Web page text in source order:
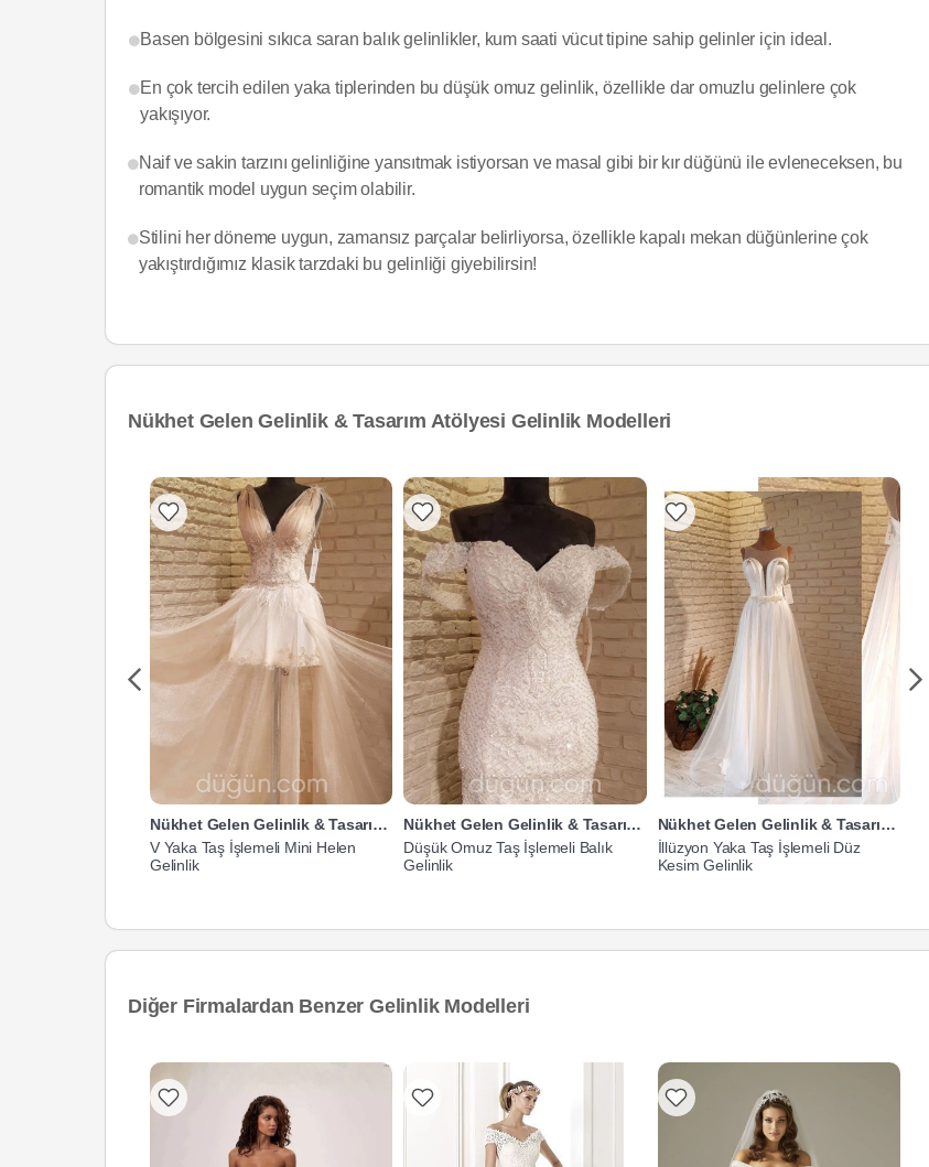
Basen bölgesini sıkıca saran balık gelinlikler, kum saati vücut tipine sahip gelinler için ideal.
En çok tercih edilen yaka tiplerinden bu düşük omuz gelinlik, özellikle dar omuzlu gelinlere çok
yakışıyor.
Naif ve sakin tarzını gelinliğine yansıtmak istiyorsan ve masal gibi bir kır düğünü ile evleneceksen, bu
romantik model uygun seçim olabilir.
Stilini her döneme uygun, zamansız parçalar belirliyorsa, özellikle kapalı mekan düğünlerine çok
yakıştırdığımız klasik tarzdaki bu gelinliği giyebilirsin!
Nükhet Gelen Gelinlik & Tasarım Atölyesi Gelinlik Modelleri
Nükhet Gelen Gelinlik & Tasarım Atölyesi
V Yaka Taş İşlemeli Mini Helen
Gelinlik
Nükhet Gelen Gelinlik & Tasarım Atölyesi
Düşük Omuz Taş İşlemeli Balık
Gelinlik
Nükhet Gelen Gelinlik & Tasarım Atölyesi
İllüzyon Yaka Taş İşlemeli Düz
Kesim Gelinlik
Diğer Firmalardan Benzer Gelinlik Modelleri